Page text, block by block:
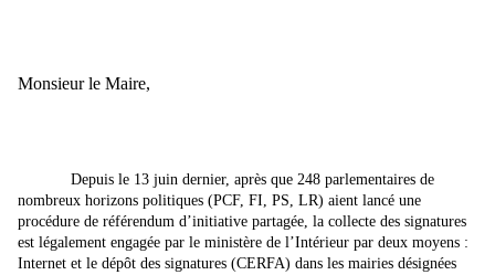
Monsieur le Maire,
Depuis le 13 juin dernier, après que 248 parlementaires de
nombreux horizons politiques (PCF, FI, PS, LR) aient lancé une
procédure de référendum d’initiative partagée, la collecte des signatures
est légalement engagée par le ministère de l’Intérieur par deux moyens :
Internet et le dépôt des signatures (CERFA) dans les mairies désignées